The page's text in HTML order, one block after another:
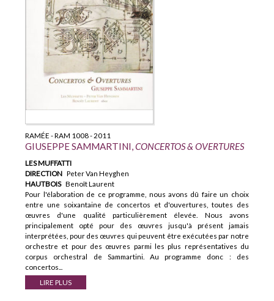
RAMÉE - RAM 1008 - 2011
GIUSEPPE SAMMARTINI,CONCERTOS & OVERTURES
LES MUFFATTI
DIRECTION Peter Van Heyghen
HAUTBOIS Benoît Laurent
Pour l'élaboration de ce programme, nous avons dû faire un choix
entre une soixantaine de concertos et d'ouvertures, toutes des
œuvres d'une qualité particulièrement élevée. Nous avons
principalement opté pour des œuvres jusqu'à présent jamais
interprétées, pour des œuvres qui peuvent être exécutées par notre
orchestre et pour des œuvres parmi les plus représentatives du
corpus orchestral de Sammartini. Au programme donc : des
concertos...
LIRE PLUS